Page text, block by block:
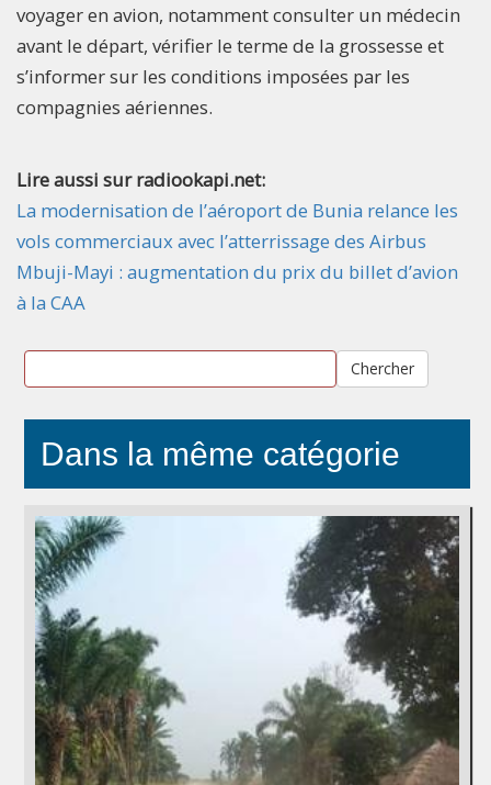
voyager en avion, notamment consulter un médecin
avant le départ, vérifier le terme de la grossesse et
s’informer sur les conditions imposées par les
compagnies aériennes.
Lire aussi sur radiookapi.net:
La modernisation de l’aéroport de Bunia relance les
vols commerciaux avec l’atterrissage des Airbus
Mbuji-Mayi : augmentation du prix du billet d’avion
à la CAA
Chercher
Dans la même catégorie